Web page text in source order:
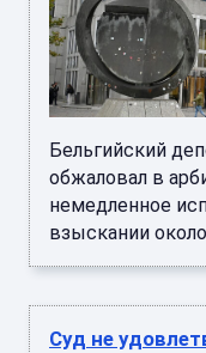
Бельгийский
обжаловал в
немедленное
взыскании
Суд не